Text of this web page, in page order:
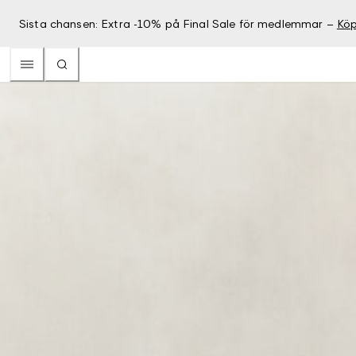
Sista chansen: Extra -10% på Final Sale för medlemmar –